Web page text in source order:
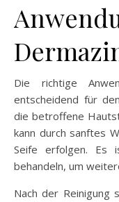
Die richtige
entscheidend für
die betroffene
kann durch sanftes
Seife erfolgen. Es
behandeln, um
Nach der